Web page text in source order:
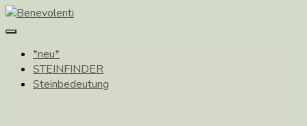
Toggle
*neu*
STEINFINDER
Steinbedeutung